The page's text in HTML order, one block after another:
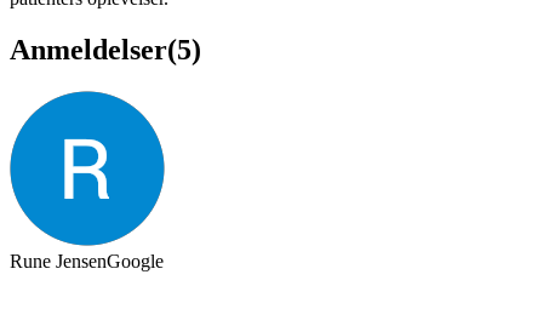
Anmeldelser(5)
Rune JensenGoogle